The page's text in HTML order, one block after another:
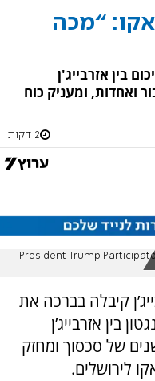
“מכה
בין אזרבייג'ן
ואחדות, ומעניק כוח
2 דקות
President Trump
קיבלה בברכה את
בין אזרבייג’ן
של סכסוך ומחזק
לירושלים.